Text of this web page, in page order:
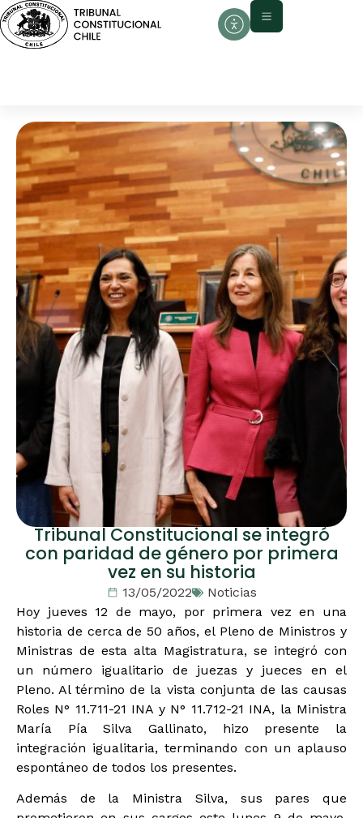
Tribunal Constitucional se integró
con paridad de género por primera
vez en su historia
13/05/2022
Noticias
Hoy jueves 12 de mayo, por primera vez en una
historia de cerca de 50 años, el Pleno de Ministros y
Ministras de esta alta Magistratura, se integró con
un número igualitario de juezas y jueces en el
Pleno. Al término de la vista conjunta de las causas
Roles N° 11.711-21 INA y N° 11.712-21 INA, la Ministra
María Pía Silva Gallinato, hizo presente la
integración igualitaria, terminando con un aplauso
espontáneo de todos los presentes.
Además de la Ministra Silva, sus pares que